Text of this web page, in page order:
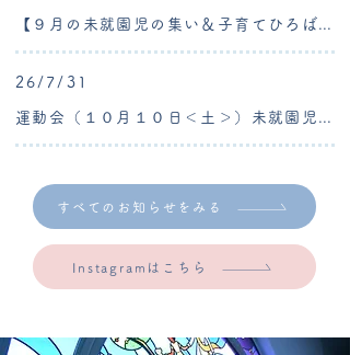
【９月の未就園児の集い＆子育てひろば】子育てひろば のイベント・たんぽぽ組 つぼみの日のご案内
26/7/31
運動会（１０月１０日＜土＞）未就園児・卒園生競技のご案内
すべてのお知らせをみる
Instagramはこちら